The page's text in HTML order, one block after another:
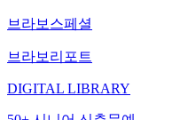
브라보스페셜
브라보리포트
DIGITAL LIBRARY